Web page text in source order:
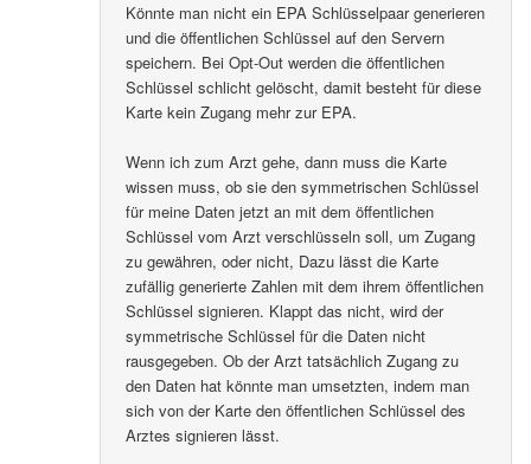
Könnte man nicht ein EPA Schlüsselpaar generieren
und die öffentlichen Schlüssel auf den Servern
speichern. Bei Opt-Out werden die öffentlichen
Schlüssel schlicht gelöscht, damit besteht für diese
Karte kein Zugang mehr zur EPA.
Wenn ich zum Arzt gehe, dann muss die Karte
wissen muss, ob sie den symmetrischen Schlüssel
für meine Daten jetzt an mit dem öffentlichen
Schlüssel vom Arzt verschlüsseln soll, um Zugang
zu gewähren, oder nicht, Dazu lässt die Karte
zufällig generierte Zahlen mit dem ihrem öffentlichen
Schlüssel signieren. Klappt das nicht, wird der
symmetrische Schlüssel für die Daten nicht
rausgegeben. Ob der Arzt tatsächlich Zugang zu
den Daten hat könnte man umsetzten, indem man
sich von der Karte den öffentlichen Schlüssel des
Arztes signieren lässt.